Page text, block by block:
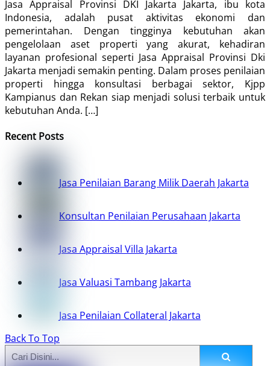
Jasa Appraisal Provinsi DKI Jakarta Jakarta, ibu kota
Indonesia, adalah pusat aktivitas ekonomi dan
pemerintahan. Dengan tingginya kebutuhan akan
pengelolaan aset properti yang akurat, kehadiran
layanan profesional seperti Jasa Appraisal Provinsi Dki
Jakarta menjadi semakin penting. Dalam proses penilaian
properti hingga konsultasi berbagai sektor, Kjpp
Kampianus dan Rekan siap menjadi solusi terbaik untuk
kebutuhan Anda. […]
Recent Posts
Jasa Penilaian Barang Milik Daerah Jakarta
Konsultan Penilaian Perusahaan Jakarta
Jasa Appraisal Villa Jakarta
Jasa Valuasi Tambang Jakarta
Jasa Penilaian Collateral Jakarta
Back To Top